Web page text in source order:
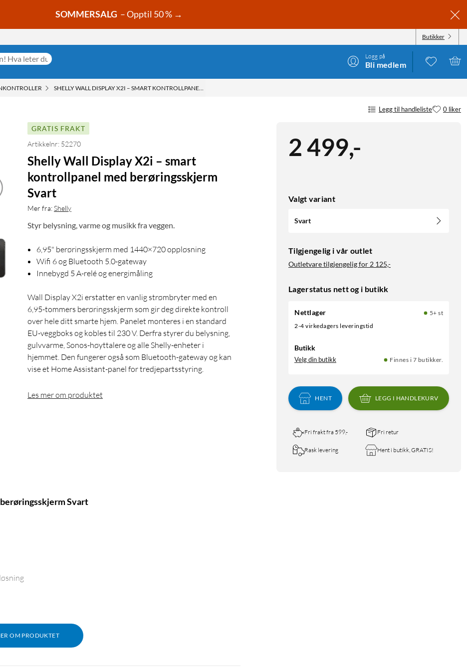
SOMMERSALG – Opptil 50 % →
Butikker
Logg på
Bli medlem
SHELLY WALL DISPLAY X2I – SMART KONTROLLPANEL MED BERØRINGSSKJERM SVART
Legg til handleliste 0 liker
2 499,-
Valgt variant
Svart
Tilgjengelig i vår outlet
Outletvare tilgjengelig for2 125,-
Lagerstatus nett og i butikk
Nettlager
5+ st
2-4 virkedagers leveringstid
Butikk
Velg din butikk Finnes i 7 butikker.
HENT LEGG I HANDLEKURV
Fri frakt fra 599,- Fri retur
Rask levering Hent i butikk, GRATIS!
GRATIS FRAKT
Artikkelnr: 52270
Shelly Wall Display X2i – smart
kontrollpanel med berøringsskjerm
Svart
Mer fra:Shelly
Styr belysning, varme og musikk fra veggen.
6,95" berøringsskjerm med 1440×720 oppløsning
Wifi 6 og Bluetooth 5.0-gateway
Innebygd 5 A-relé og energimåling
Wall Display X2i erstatter en vanlig strømbryter med en
6,95-tommers berøringsskjerm som gir deg direkte kontroll
over hele ditt smarte hjem. Panelet monteres i en standard
EU-veggboks og kobles til 230 V. Derfra styrer du belysning,
gulvvarme, Sonos-høyttalere og alle Shelly-enheter i
hjemmet. Den fungerer også som Bluetooth-gateway og kan
vise et Home Assistant-panel for tredjepartsstyring.
Les mer om produktet
Svart
OM PRODUKTET